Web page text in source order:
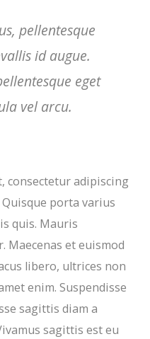
pellentesque
id augue.
eget
vel arcu.
consectetur adipiscing
porta varius
quis. Mauris
et euismod
libero, ultrices non
enim. Suspendisse
sagittis diam a
sagittis est eu